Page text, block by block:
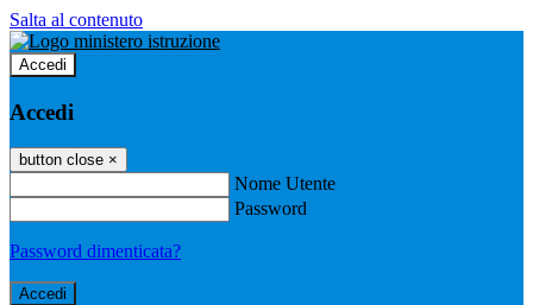
Salta al contenuto
Accedi
Accedi
button close ×
Nome Utente
Password
Password dimenticata?